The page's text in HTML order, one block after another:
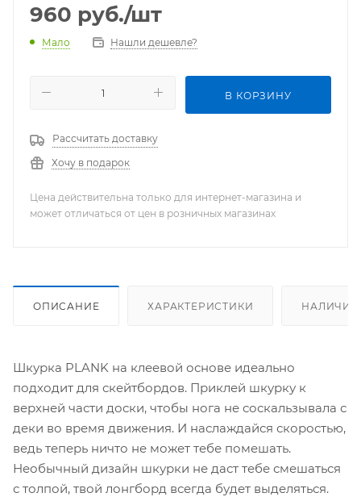
960 руб./шт
Мало Нашли дешевле?
В КОРЗИНУ
Рассчитать доставку
Хочу в подарок
Цена действительна только для интернет-магазина и
может отличаться от цен в розничных магазинах
ОПИСАНИЕ ХАРАКТЕРИСТИКИ НАЛИЧИЕ
Шкурка PLANK на клеевой основе идеально
подходит для скейтбордов. Приклей шкурку к
верхней части доски, чтобы нога не соскальзывала с
деки во время движения. И наслаждайся скоростью,
ведь теперь ничто не может тебе помешать.
Необычный дизайн шкурки не даст тебе смешаться
с толпой, твой лонгборд всегда будет выделяться.